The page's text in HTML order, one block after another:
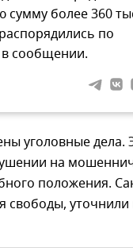
более 360
по
в сообщении.
уголовные дела.
на
положения.
свободы, уточнили